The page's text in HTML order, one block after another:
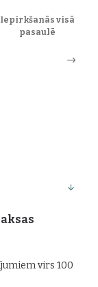
Iepirkšanās visā
pasaulē
virs 100